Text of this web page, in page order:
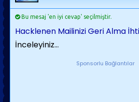
Bu mesaj 'en iyi cevap' seçilmiştir.
Hacklenen Mailinizi Geri Alma
İnceleyiniz...
Sponsorlu Bağlantılar